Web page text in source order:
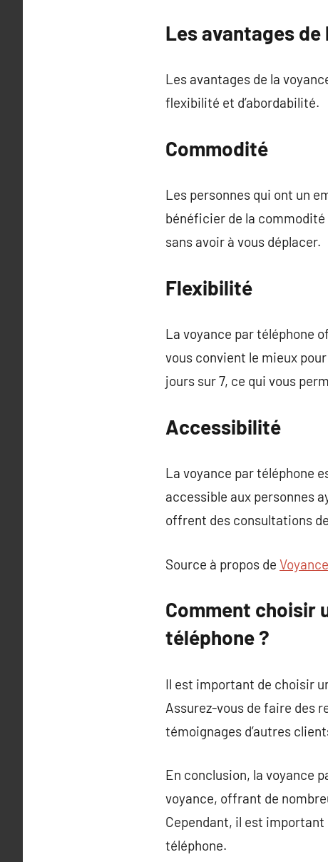
Les avantages
Les avantages de la
flexibilité et d’abordabilité.
Commodité
Les personnes qui ont un
bénéficier de la commodité
sans avoir à vous déplacer.
Flexibilité
La voyance par téléphone
vous convient le mieux
jours sur 7, ce qui vous
Accessibilité
La voyance par téléphone
accessible aux personnes
offrent des consultations
Source à propos de
Comment choisir
téléphone ?
Il est important de choisir
Assurez-vous de faire des
témoignages d’autres
En conclusion, la voyance
voyance, offrant de
Cependant, il est
téléphone.